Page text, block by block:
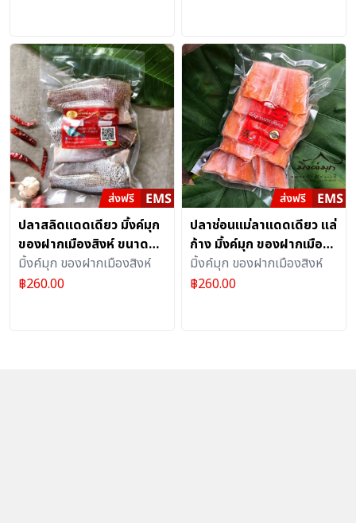
ปลาสลิดแดดเดียว มิ้งค์มุก
ของฝากเมืองสิงห์ ขนาด
500 กรัม
มิ้งค์มุก ของฝากเมืองสิงห์
฿260.00
ปลาช่อนแม่ลาแดดเดียว แล่
ก้าง มิ้งค์มุก ของฝากเมือง
สิงห์ ขนาด 400-500 กรัม
มิ้งค์มุก ของฝากเมืองสิงห์
฿260.00